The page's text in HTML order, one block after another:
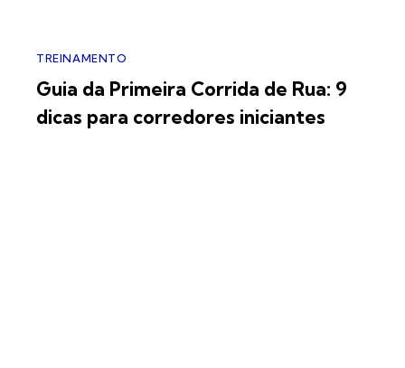
TREINAMENTO
Guia da Primeira Corrida de Rua: 9
dicas para corredores iniciantes